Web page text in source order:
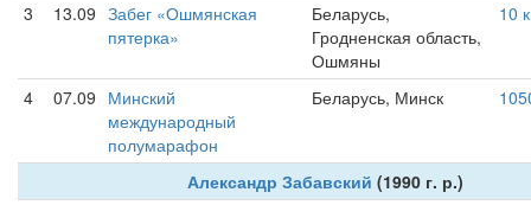
3 13.09 Забег «Ошмянская
пятерка»
Беларусь,
Гродненская область,
Ошмяны
10
4 07.09 Минский
международный
полумарафон
Беларусь, Минск
Александр Забавский (1990 г. р.)